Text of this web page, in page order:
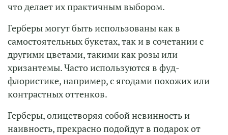
что делает их практичным выбором.
Герберы могут быть использованы как в
самостоятельных букетах, так и в сочетании с
другими цветами, такими как розы или
хризантемы. Часто используются в фуд-
флористике, например, с ягодами похожих или
контрастных оттенков.
Герберы, олицетворяя собой невинность и
наивность, прекрасно подойдут в подарок от